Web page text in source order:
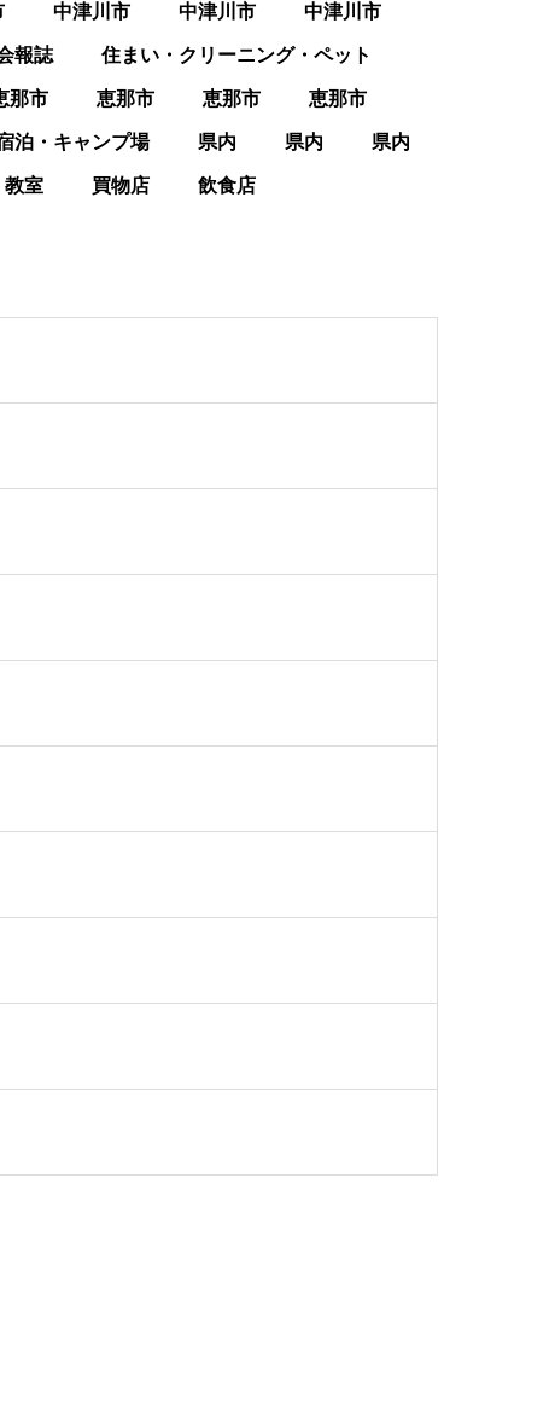
中津川市 中津川市 中津川市
報誌 住まい・クリーニング・ペット
那市 恵那市 恵那市 恵那市
泊・キャンプ場 県内 県内 県内
教室 買物店 飲食店